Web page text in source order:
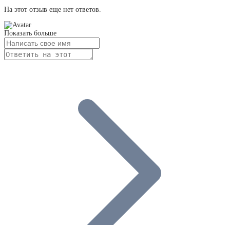
На этот отзыв еще нет ответов.
Показать больше